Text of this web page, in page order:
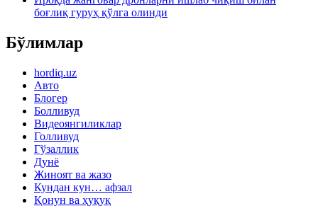
боғлиқ гуруҳ қўлга олинди
Бўлимлар
hordiq.uz
Авто
Блогер
Болливуд
Видеоянгиликлар
Голливуд
Гўзаллик
Дунё
Жиноят ва жазо
Кундан кун… афзал
Қонун ва ҳуқуқ